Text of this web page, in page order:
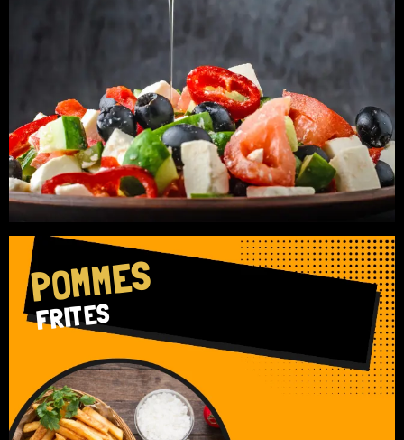
POMMES
FRITES